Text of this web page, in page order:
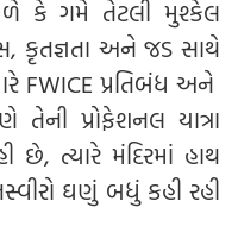
કે ગમે તેટલી મુશ્કેલ
કૃતજ્ઞતા અને જડ સાથે
FWICE પ્રતિબંધ અને
તેની પ્રોફેશનલ યાત્રા
છે, ત્યારે મંદિરમાં હાથ
ઘણું બધું કહી રહી